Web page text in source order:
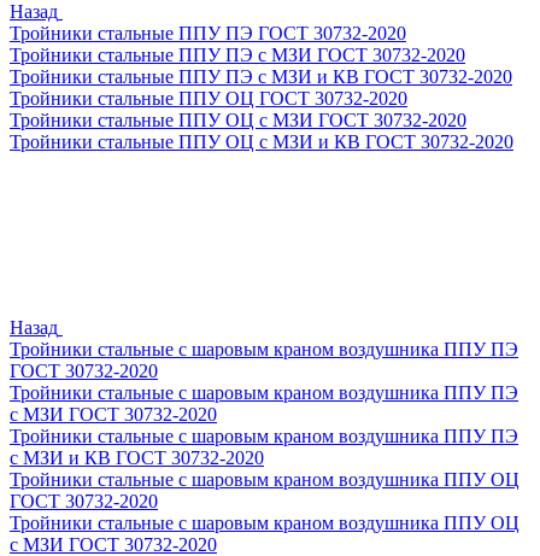
Назад
Тройники стальные ППУ ПЭ ГОСТ 30732-2020
Тройники стальные ППУ ПЭ с МЗИ ГОСТ 30732-2020
Тройники стальные ППУ ПЭ с МЗИ и КВ ГОСТ 30732-2020
Тройники стальные ППУ ОЦ ГОСТ 30732-2020
Тройники стальные ППУ ОЦ с МЗИ ГОСТ 30732-2020
Тройники стальные ППУ ОЦ с МЗИ и КВ ГОСТ 30732-2020
Назад
Тройники стальные с шаровым краном воздушника ППУ ПЭ
ГОСТ 30732-2020
Тройники стальные с шаровым краном воздушника ППУ ПЭ
с МЗИ ГОСТ 30732-2020
Тройники стальные с шаровым краном воздушника ППУ ПЭ
с МЗИ и КВ ГОСТ 30732-2020
Тройники стальные с шаровым краном воздушника ППУ ОЦ
ГОСТ 30732-2020
Тройники стальные с шаровым краном воздушника ППУ ОЦ
с МЗИ ГОСТ 30732-2020